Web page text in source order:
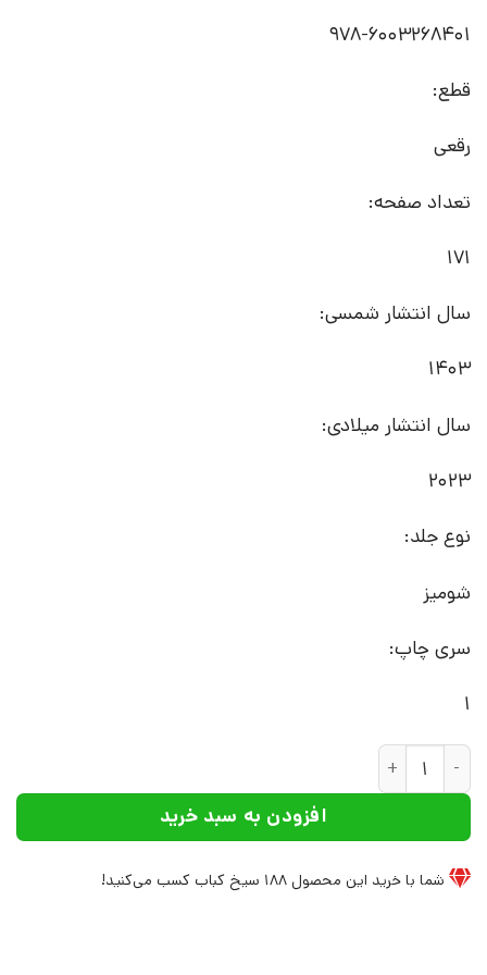
978-6003268401
قطع:
رقعی
تعداد صفحه:
171
سال انتشار شمسی:
1403
سال انتشار میلادی:
2023
نوع جلد:
شومیز
سری چاپ:
1
کتاب نقاش ستاره ها | انتشارات افراز عدد
افزودن به سبد خرید
شما با خرید این محصول 188 سیخ کباب کسب می‌کنید!